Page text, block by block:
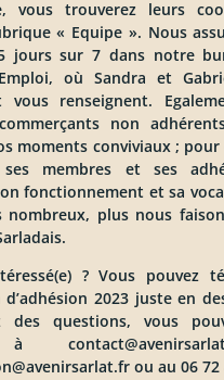
vous trouverez leurs
« Equipe ». Nous
jours sur 7 dans notre
où Sandra et
vous renseignent.
non
moments conviviaux ;
ses membres et ses
fonctionnement et sa
nombreux, plus nous
? Vous pouvez
2023 juste en
des questions, vous
ou au 06 72